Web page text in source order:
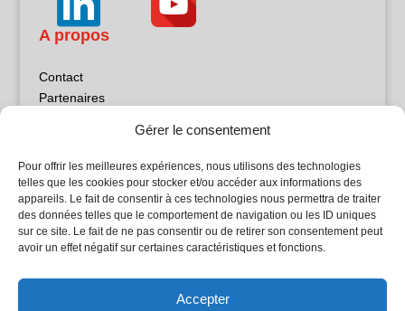
Gérer le consentement
Pour offrir les meilleures expériences, nous utilisons des technologies
telles que les cookies pour stocker et/ou accéder aux informations des
appareils. Le fait de consentir à ces technologies nous permettra de traiter
des données telles que le comportement de navigation ou les ID uniques
sur ce site. Le fait de ne pas consentir ou de retirer son consentement peut
avoir un effet négatif sur certaines caractéristiques et fonctions.
Accepter
A propos
Contact
Partenaires
Politique de confidentialité
Sites partenaires
5Façades
Atrium Patrimoine
L'Atelier Bois